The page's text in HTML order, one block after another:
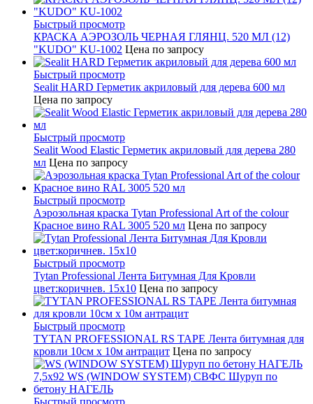
Быстрый просмотр
КРАСКА АЭРОЗОЛЬ ЧЕРНАЯ ГЛЯНЦ. 520 МЛ (12)
"KUDO" KU-1002 Цена по запросу
Быстрый просмотр
Sealit HARD Герметик акриловый для дерева 600 мл
Цена по запросу
Быстрый просмотр
Sealit Wood Elastic Герметик акриловый для дерева 280
мл Цена по запросу
Быстрый просмотр
Аэрозольная краска Tytan Professional Art of the colour
Красное вино RAL 3005 520 мл Цена по запросу
Быстрый просмотр
Tytan Professional Лента Битумная Для Кровли
цвет:коричнев. 15х10 Цена по запросу
Быстрый просмотр
TYTAN PROFESSIONAL RS TAPE Лента битумная для
кровли 10см x 10м антрацит Цена по запросу
Быстрый просмотр